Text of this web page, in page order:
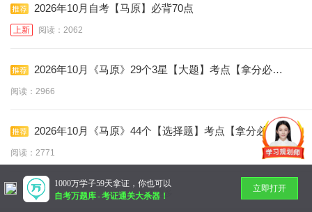
2026年10月自考【马原】必背70点
上新 阅读：2062
2026年10月《马原》29个3星【大题】考点【拿分必
背】
阅读：2966
2026年10月《马原》44个【选择题】考点【拿分必
学】
阅读：2771
暂无更多
1000万学子59天拿证，你也可以
自考万题库-考证通关大杀器！
立即打开